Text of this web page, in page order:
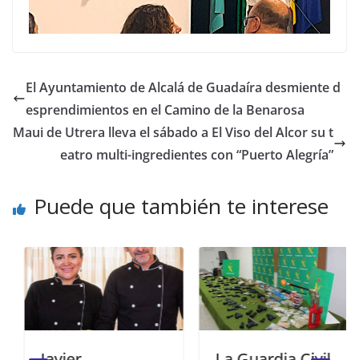
El Ayuntamiento de Alcalá de Guadaíra desmiente d
esprendimientos en el Camino de la Benarosa
Maui de Utrera lleva el sábado a El Viso del Alcor su t
eatro multi-ingredientes con “Puerto Alegría”
Puede que también te interese